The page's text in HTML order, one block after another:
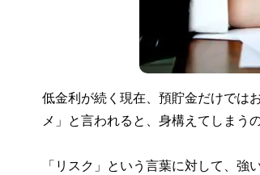
低金利が続く現在、預貯金だけでは
メ」と言われると、身構えてしまう
「リスク」という言葉に対して、